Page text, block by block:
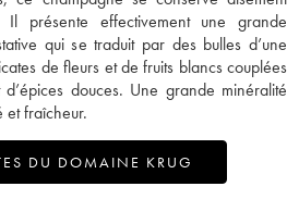
présente effectivement une grande
qui se traduit par des bulles d’une
de fleurs et de fruits blancs couplées
douces. Une grande minéralité
et fraîcheur.
DU DOMAINE KRUG